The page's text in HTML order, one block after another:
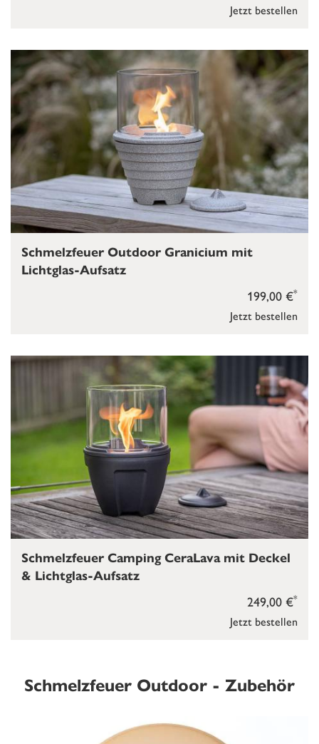
Jetzt bestellen
Jetzt bestellen
199,00 €*
Schmelzfeuer Outdoor Granicium mit
Lichtglas-Aufsatz
Jetzt bestellen
249,00 €*
Schmelzfeuer Camping CeraLava mit Deckel
& Lichtglas-Aufsatz
Schmelzfeuer Outdoor - Zubehör